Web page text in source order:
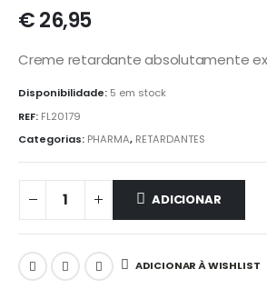
€26,95
Creme retardante absolutamente
Disponibilidade: 5 em stock
REF: FL20179
Categorias: PHARMA, RETARDANTES
ADICIONAR
ADICIONAR À WISHLIST